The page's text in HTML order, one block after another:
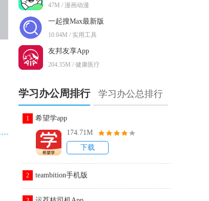
47M / 漫画动漫
一起搜Max最新版
10.04M / 实用工具
友邦友享App
204.35M / 健康医疗
学习办公周排行 学习办公总排行
1
希望学app
174.71M
下载
2 teambition手机版